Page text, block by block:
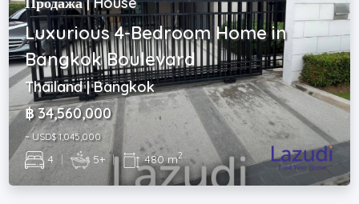
Luxurious 4-Bedroom Home in
Bangkok Boulevard
Thailand | Bangkok
฿ 34,560,000
~ USD$ 1,045,000
4 | 5+ | 480 m2